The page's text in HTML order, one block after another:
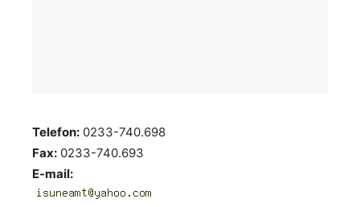
Telefon: 0233-740.698
Fax: 0233-740.693
E-mail: